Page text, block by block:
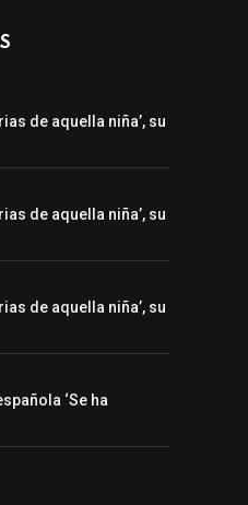
de aquella niña’, su
de aquella niña’, su
de aquella niña’, su
‘Se ha